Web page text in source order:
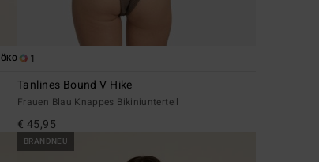
ÖKO 1
Tanlines Bound V Hike
Frauen Blau Knappes Bikiniunterteil
€ 45,95
BRANDNEU